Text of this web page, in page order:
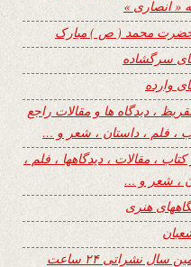
« انصاری »
حضرت محمد ( ص ) مبارک
سرگشاده
وارده
، دیدگاه ها و مقالات راجع
، فلم ، داستان ، شعر و …
کتاب ، مقالات ، دیدگاهها ، فلم ،
، شعر و …
هنری
سال نشراتی ۲۴ ساعت